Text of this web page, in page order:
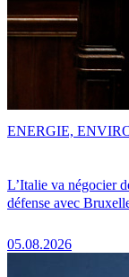
L’Italie va négocier
défense avec
05.08.2026
ENERGIE,